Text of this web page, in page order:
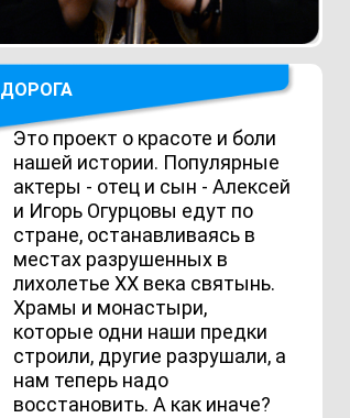
ДОРОГА
Это проект о красоте и боли
нашей истории. Популярные
актеры - отец и сын - Алексей
и Игорь Огурцовы едут по
стране, останавливаясь в
местах разрушенных в
лихолетье ХХ века святынь.
Храмы и монастыри,
которые одни наши предки
строили, другие разрушали, а
нам теперь надо
восстановить. А как иначе?